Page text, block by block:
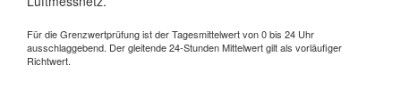
Für die Grenzwertprüfung ist der Tagesmittelwert von 0 bis 24 Uhr
ausschlaggebend. Der gleitende 24-Stunden Mittelwert gilt als vorläufiger
Richtwert.